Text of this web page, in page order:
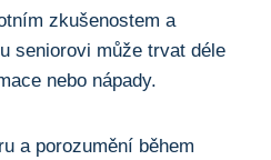
zkušenostem a
seniorovi může trvat déle
nebo nápady.
a porozumění během